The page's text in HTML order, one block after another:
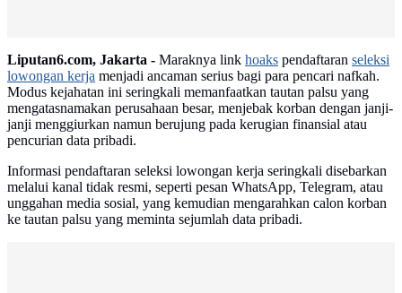
Liputan6.com, Jakarta - Maraknya link hoaks pendaftaran seleksi
lowongan kerja menjadi ancaman serius bagi para pencari nafkah.
Modus kejahatan ini seringkali memanfaatkan tautan palsu yang
mengatasnamakan perusahaan besar, menjebak korban dengan janji-
janji menggiurkan namun berujung pada kerugian finansial atau
pencurian data pribadi.
Informasi pendaftaran seleksi lowongan kerja seringkali disebarkan
melalui kanal tidak resmi, seperti pesan WhatsApp, Telegram, atau
unggahan media sosial, yang kemudian mengarahkan calon korban
ke tautan palsu yang meminta sejumlah data pribadi.